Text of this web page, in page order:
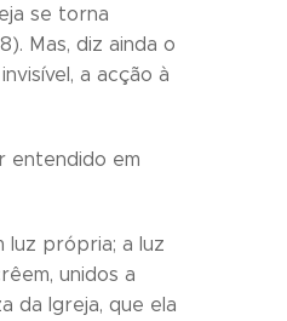
se torna
Mas, diz ainda o
a acção à
entendido em
luz própria; a luz
unidos a
da Igreja, que ela